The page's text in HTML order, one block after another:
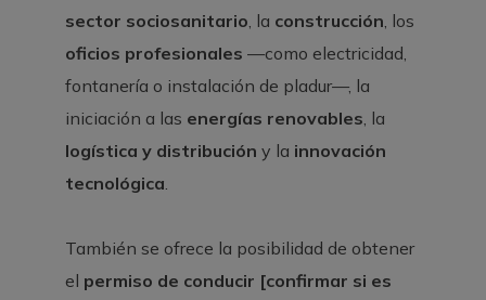
sector sociosanitario , la construcción , los
oficios profesionales —como electricidad,
fontanería o instalación de pladur—, la
iniciación a las energías renovables , la
logística y distribución y la innovación
tecnológica
También se ofrece la posibilidad de obtener
el permiso de conducir [confirmar si es